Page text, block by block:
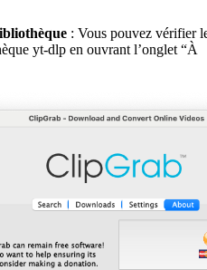
: Vous pouvez vérifier
yt-dlp en ouvrant l’onglet “À